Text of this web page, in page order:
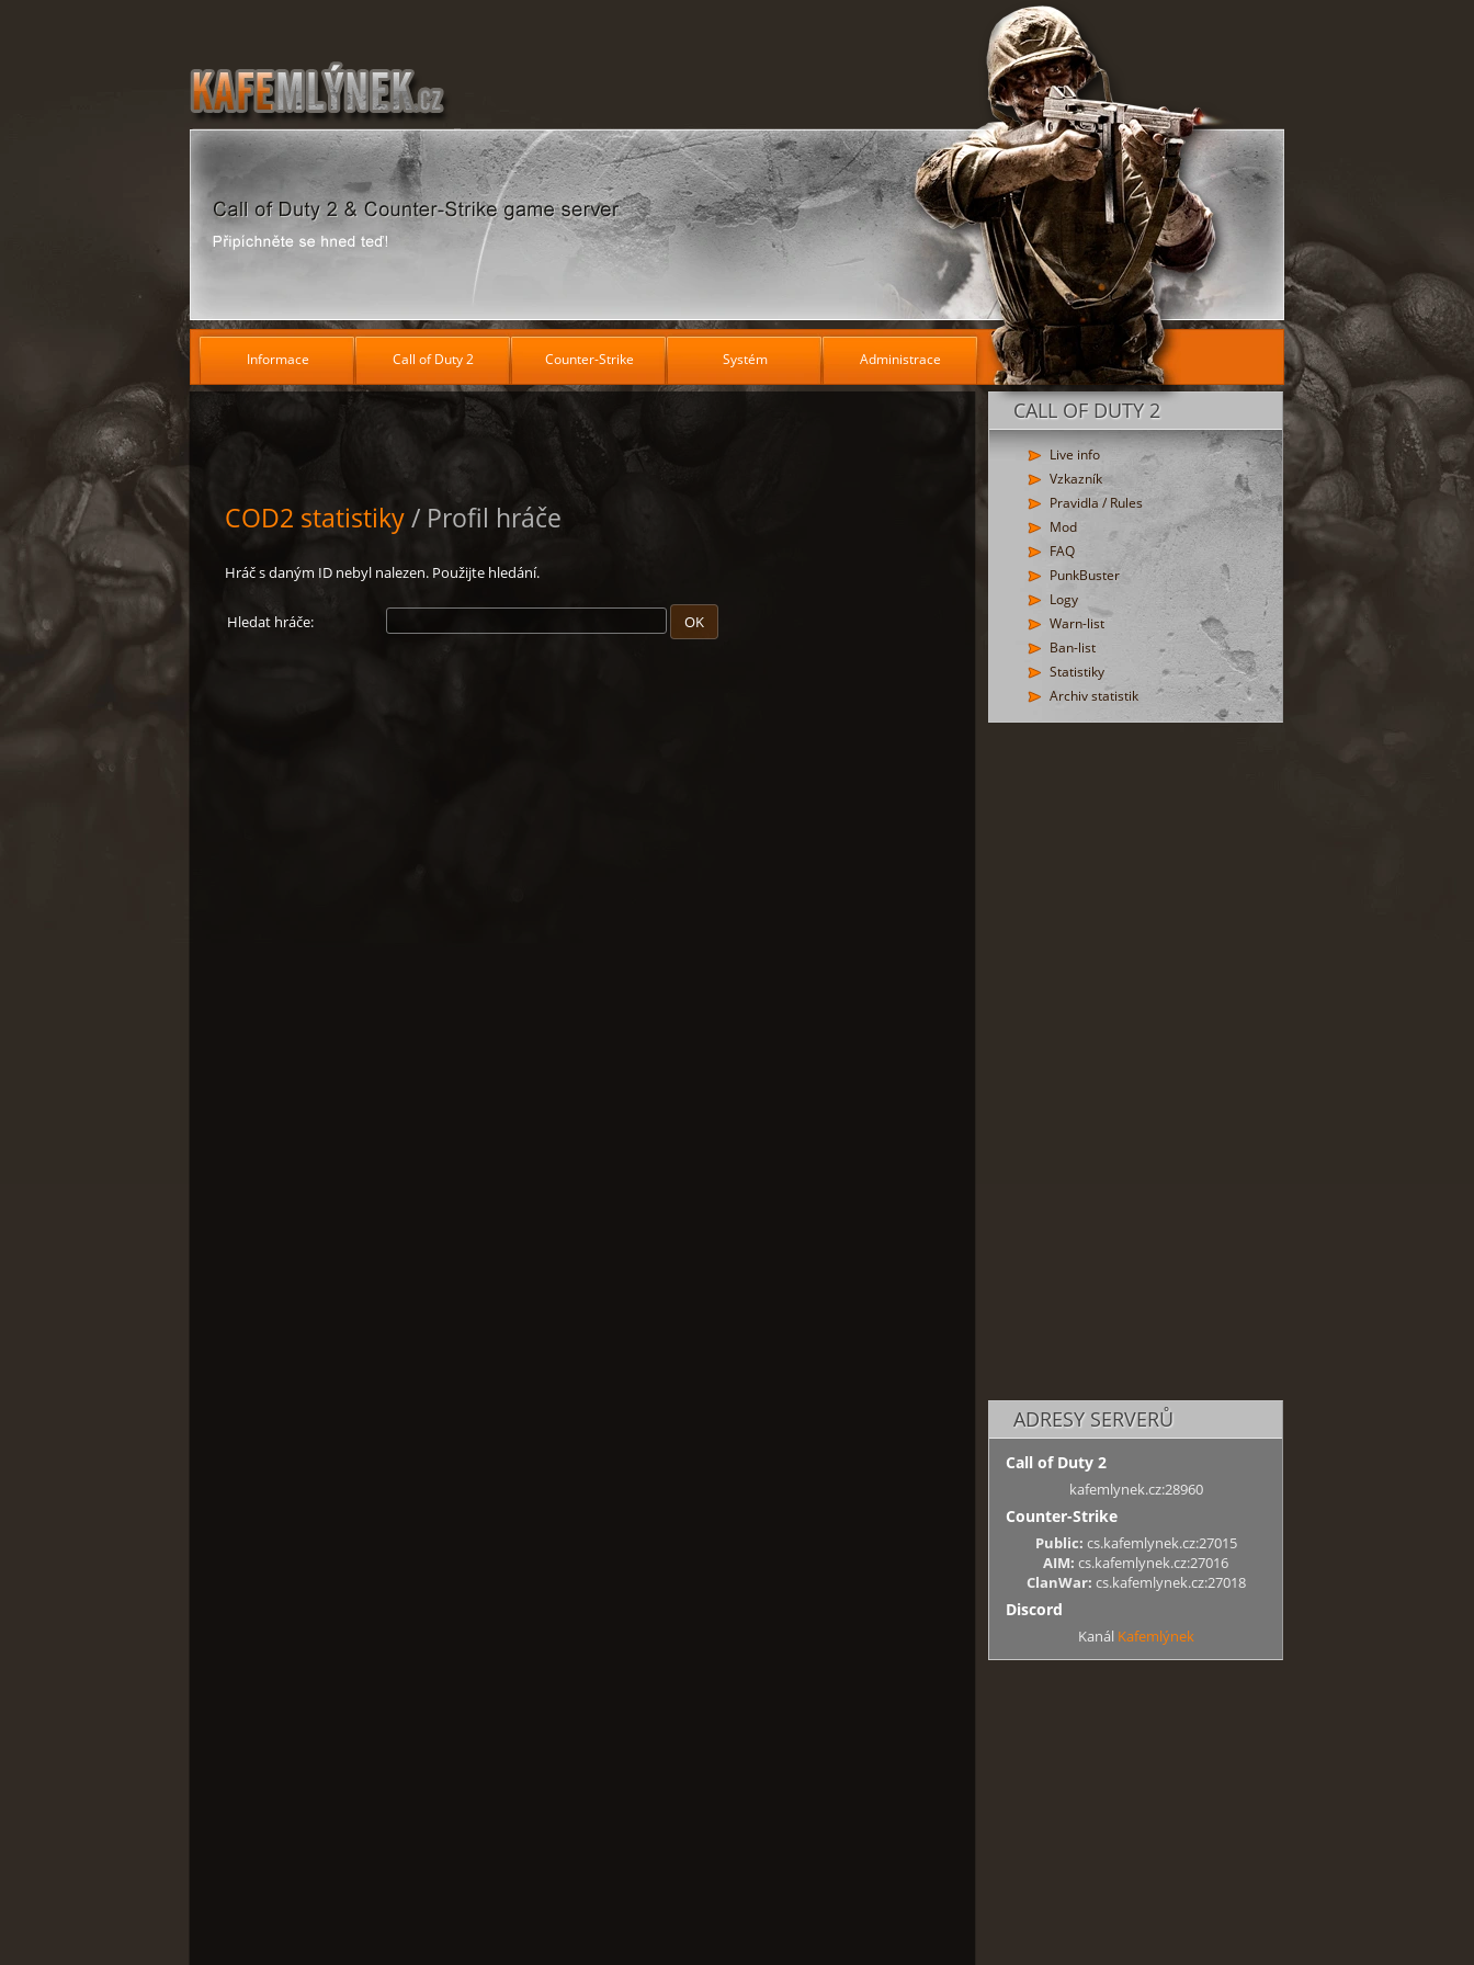
Informace Call of Duty 2 Counter-Strike Systém Administrace
CALL OF DUTY 2
Live info
Vzkazník
Pravidla / Rules
Mod
FAQ
PunkBuster
Logy
Warn-list
Ban-list
Statistiky
Archiv statistik
ADRESY SERVERŮ
Call of Duty 2
kafemlynek.cz:28960
Counter-Strike
Public: cs.kafemlynek.cz:27015
AIM: cs.kafemlynek.cz:27016
ClanWar: cs.kafemlynek.cz:27018
Discord
Kanál Kafemlýnek
COD2 statistiky/ Profil hráče
Hráč s daným ID nebyl nalezen. Použijte hledání.
Hledat hráče: